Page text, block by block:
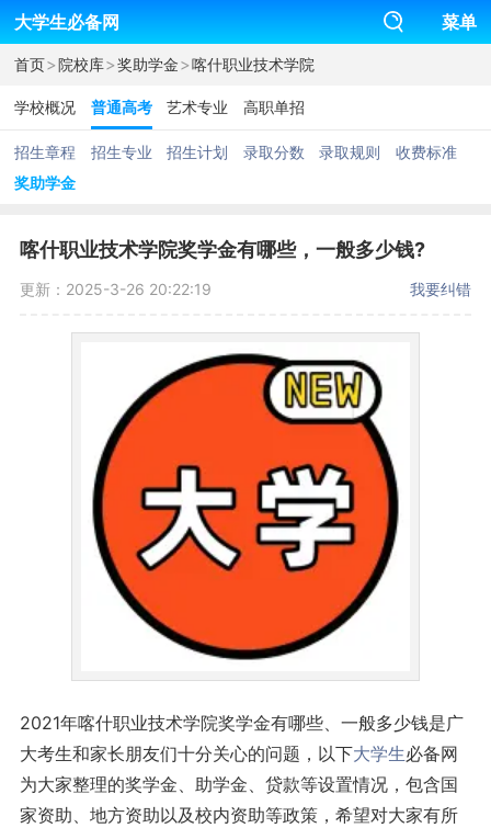
大学生必备网 菜单
首页>院校库>奖助学金>喀什职业技术学院
学校概况 普通高考 艺术专业 高职单招
招生章程 招生专业 招生计划 录取分数 录取规则
收费标准
奖助学金
喀什职业技术学院奖学金有哪些，一般多少钱?
更新：2025-3-26 20:22:19 我要纠错
2021年喀什职业技术学院奖学金有哪些、一般多少钱是广
大考生和家长朋友们十分关心的问题，以下大学生必备网
为大家整理的奖学金、助学金、贷款等设置情况，包含国
家资助、地方资助以及校内资助等政策，希望对大家有所